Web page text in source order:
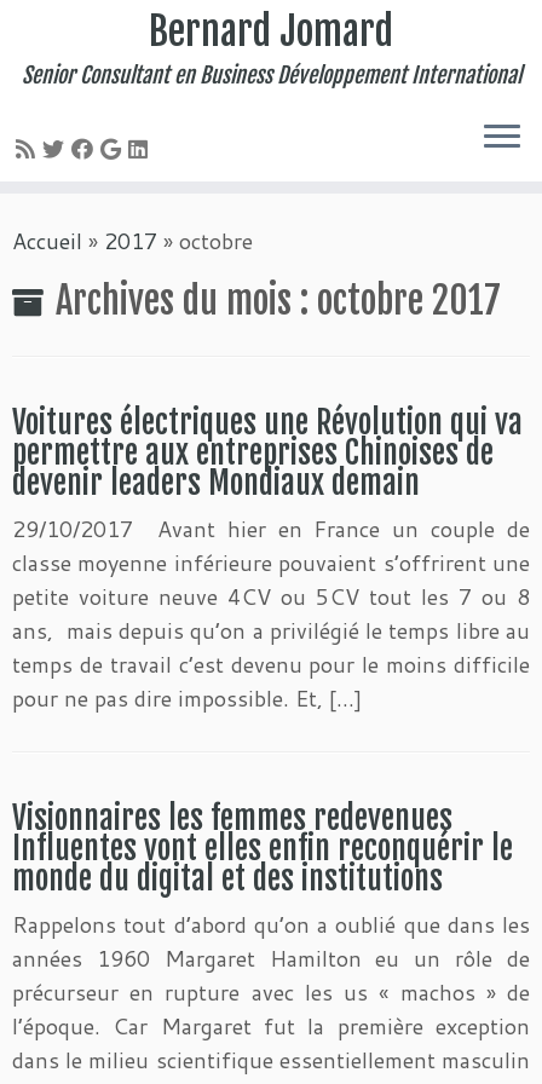
au
contenu
Bernard Jomard
Senior Consultant en Business Développement International
Accueil » 2017 »octobre
Archives du mois : octobre 2017
Voitures électriques une Révolution qui va
permettre aux entreprises Chinoises de
devenir leaders Mondiaux demain
29/10/2017 Avant hier en France un couple de
classe moyenne inférieure pouvaient s’offrirent une
petite voiture neuve 4CV ou 5CV tout les 7 ou 8
ans, mais depuis qu’on a privilégié le temps libre au
temps de travail c’est devenu pour le moins difficile
pour ne pas dire impossible. Et, […]
Visionnaires les femmes redevenues
Influentes vont elles enfin reconquérir le
monde du digital et des institutions
Rappelons tout d’abord qu’on a oublié que dans les
années 1960 Margaret Hamilton eu un rôle de
précurseur en rupture avec les us « machos » de
l’époque. Car Margaret fut la première exception
dans le milieu scientifique essentiellement masculin